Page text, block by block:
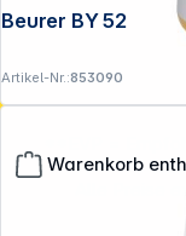
Warenkorb
Beurer BY 52
Artikel-Nr.:853090
**EVP =
Alle Preise